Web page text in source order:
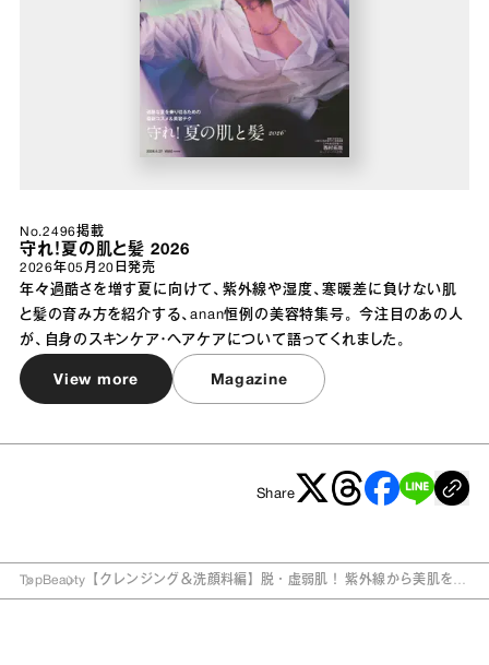
No.2496掲載
守れ！夏の肌と髪 2026
2026年05月20日 発売
年々過酷さを増す夏に向けて、紫外線や湿度、寒暖差に負けない肌
と髪の育み方を紹介する、anan恒例の美容特集号。 今注目のあの人
が、自身のスキンケア・ヘアケアについて語ってくれました。
View more Magazine
Share
TopBeauty 【クレンジング＆洗顔料編】脱・虚弱肌！ 紫外線から美肌を守